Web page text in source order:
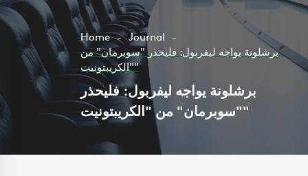
Home
Journal
برشلونة يواجه ليفربول: فليحذر "سوبرمان" من
"الكريبتونيت"
برشلونة يواجه ليفربول: فليحذر
"سوبرمان" من "الكريبتونيت"